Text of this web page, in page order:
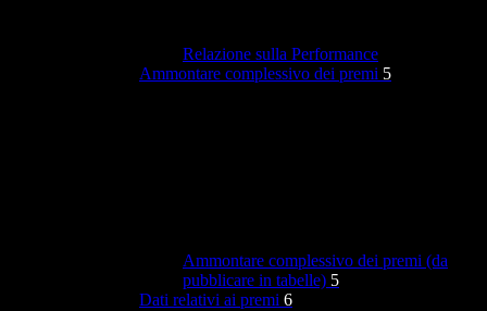
Relazione sulla Performance
Ammontare complessivo dei premi 5
Ammontare complessivo dei premi (da
pubblicare in tabelle) 5
Dati relativi ai premi 6